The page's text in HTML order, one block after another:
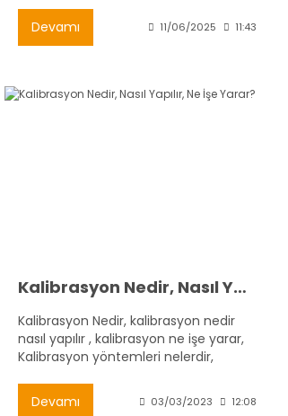
sıkça duyduğumuz Perfects Sprey,
çok amaçlı kullanım avantajı ile dikkat
Devamı 11/06/2025 11:43
Kalibrasyon Nedir, Nasıl Yapılır, Ne İşe Yarar?
Kalibrasyon Nedir, kalibrasyon nedir
nasıl yapılır , kalibrasyon ne işe yarar,
Kalibrasyon yöntemleri nelerdir,
Devamı
03/03/2023 12:08